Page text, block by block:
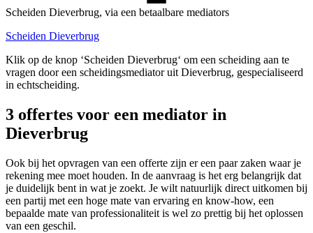
Scheiden Dieverbrug, via een betaalbare mediators
Scheiden Dieverbrug
Klik op de knop ‘Scheiden Dieverbrug‘ om een scheiding aan te
vragen door een scheidingsmediator uit Dieverbrug, gespecialiseerd
in echtscheiding.
3 offertes voor een mediator in
Dieverbrug
Ook bij het opvragen van een offerte zijn er een paar zaken waar je
rekening mee moet houden. In de aanvraag is het erg belangrijk dat
je duidelijk bent in wat je zoekt. Je wilt natuurlijk direct uitkomen bij
een partij met een hoge mate van ervaring en know-how, een
bepaalde mate van professionaliteit is wel zo prettig bij het oplossen
van een geschil.